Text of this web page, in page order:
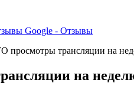
Google - Отзывы
просмотры трансляции на
на